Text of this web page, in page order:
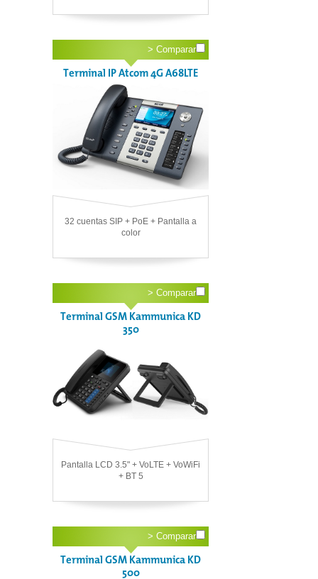
> Comparar
Terminal IP Atcom 4G A68LTE
32 cuentas SIP + PoE + Pantalla a
color
> Comparar
Terminal GSM Kammunica KD
350
Pantalla LCD 3.5" + VoLTE + VoWiFi
+ BT 5
> Comparar
Terminal GSM Kammunica KD
500